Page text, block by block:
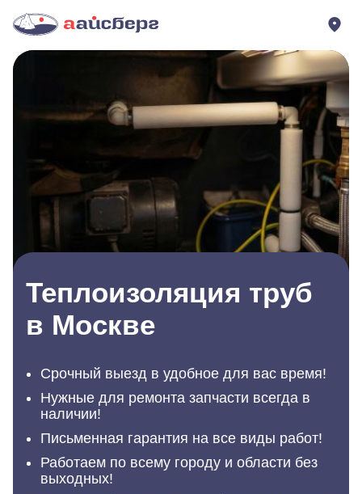
Теплоизоляция труб
в Москве
Срочный выезд в удобное для вас время!
Нужные для ремонта запчасти всегда в
наличии!
Письменная гарантия на все виды работ!
Работаем по всему городу и области без
выходных!